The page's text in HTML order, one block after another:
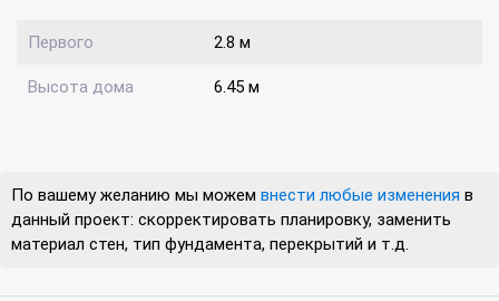
Первого 2.8 м
Высота дома 6.45 м
По вашему желанию мы можем внести любые изменения в
данный проект: скорректировать планировку, заменить
материал стен, тип фундамента, перекрытий и т.д.